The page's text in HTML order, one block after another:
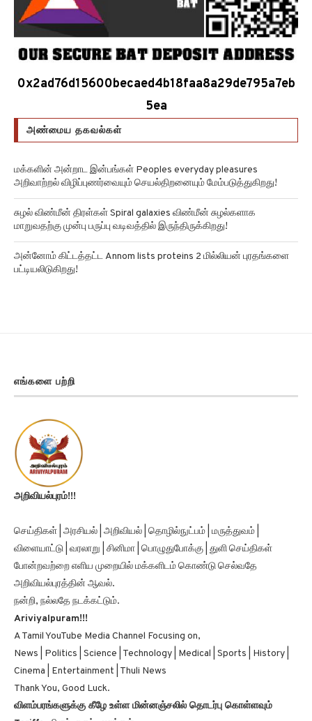
அண்மைய தகவல்கள்
அறிவாற்றல் விழிப்புணர்வையும் செயல்திறனையும் மேம்படுத்துகிறது!
சுழல் விண்மீன் திரள்கள் Spiral galaxies விண்மீன் சுழல்களாக
மாறுவதற்கு முன்பு பருப்பு வடிவத்தில் இருந்திருக்கிறது!
அன்னோம் கிட்டத்தட்ட Annom lists proteins 2 மில்லியன் புரதங்களை
பட்டியலிடுகிறது!
அறிவியல்புரம்!!!
விளையாட்டு | வரலாறு | சினிமா | பொழுதுபோக்கு | துளி செய்திகள்
போன்றவற்றை எளிய முறையில் மக்களிடம் கொண்டு செல்வதே
அறிவியல்புரத்தின் ஆவல்.
நன்றி, நல்லதே நடக்கட்டும்.
Ariviyalpuram!!!
A Tamil YouTube Media Channel Focusing on,
News | Politics | Science | Technology | Medical | Sports | History |
Cinema | Entertainment | Thuli News
Thank You, Good Luck.
விளம்பரங்களுக்கு கீழே உள்ள மின்னஞ்சலில் தொடர்பு கொள்ளவும்
Tariffs:விளம்பர கட்டணங்கள்